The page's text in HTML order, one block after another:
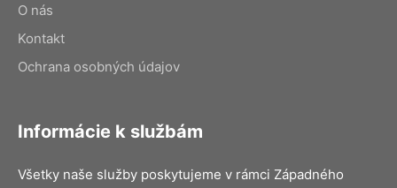
O nás
Kontakt
Ochrana osobných údajov
Informácie k službám
Všetky naše služby poskytujeme v rámci Západného